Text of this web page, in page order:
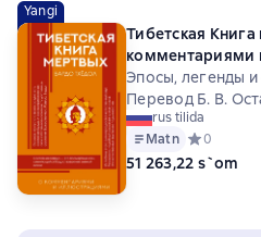
Yangi
Тибетская
комментариями
Эпосы, легенды и
Перевод Б. В.
rus tilida
Matn Средний
0
51 263,22 s`om